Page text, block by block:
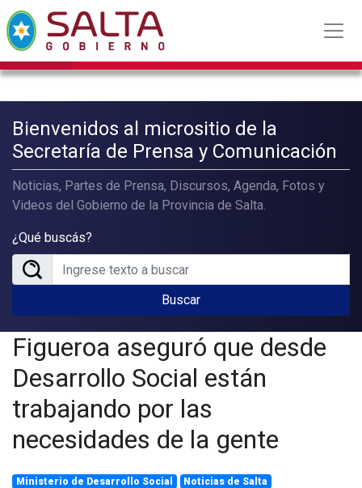
Bienvenidos al micrositio de la
Secretaría de Prensa y Comunicación
Noticias, Partes de Prensa, Discursos, Agenda, Fotos y
Videos del Gobierno de la Provincia de Salta.
¿Qué buscás?
Buscar
Figueroa aseguró que desde
Desarrollo Social están
trabajando por las
necesidades de la gente
Ministerio de Desarrollo Social
Noticias de Salta